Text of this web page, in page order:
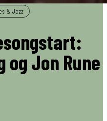
& Jazz
og Jon Rune